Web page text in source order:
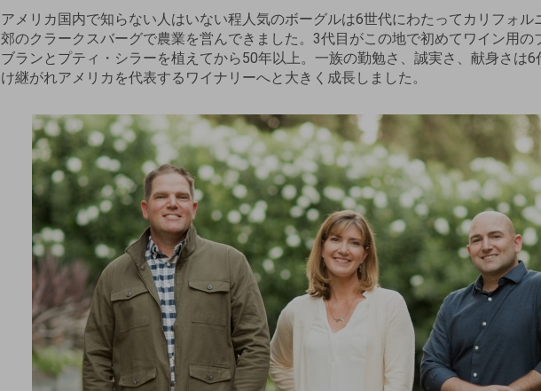
アメリカ国内で知らない人はいない程人気のボーグルは6世代にわたってカリフォル
郊のクラークスバーグで農業を営んできました。3代目がこの地で初めてワイン用の
ブランとプティ・シラーを植えてから50年以上。一族の勤勉さ、誠実さ、献身さは
け継がれアメリカを代表するワイナリーへと大きく成長しました。